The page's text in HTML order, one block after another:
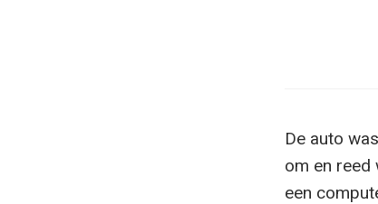
De auto
om en reed
een